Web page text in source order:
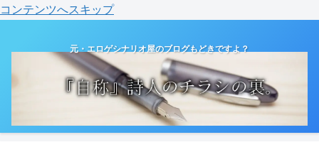
コンテンツへスキップ
元・エロゲシナリオ屋のブログもどきですよ？